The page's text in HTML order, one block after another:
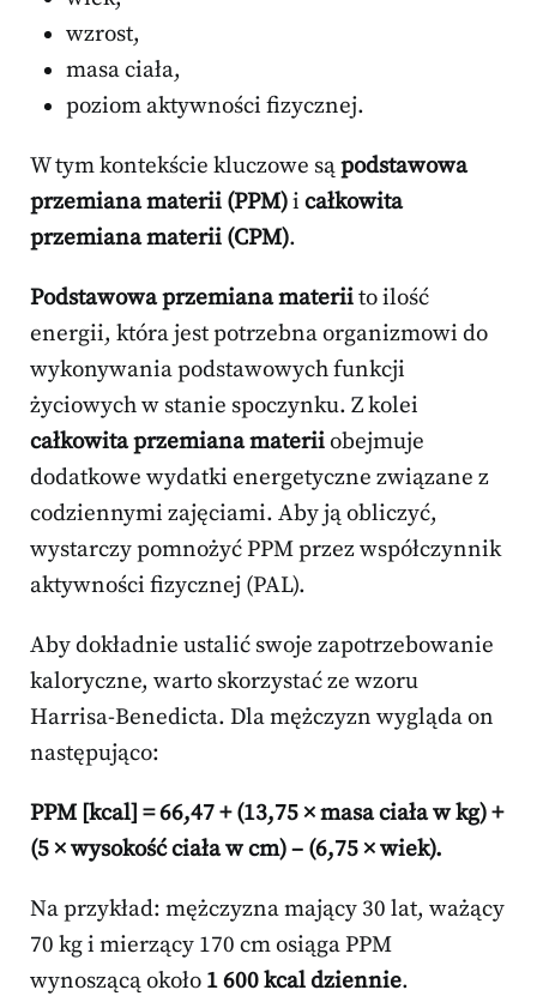
wzrost,
masa ciała,
poziom aktywności fizycznej.
W tym kontekście kluczowe sąpodstawowa
przemiana materii (PPM)i całkowita
przemiana materii (CPM).
Podstawowa przemiana materiito ilość
energii, która jest potrzebna organizmowi do
wykonywania podstawowych funkcji
życiowych w stanie spoczynku. Z kolei
całkowita przemiana materiiobejmuje
dodatkowe wydatki energetyczne związane z
codziennymi zajęciami. Aby ją obliczyć,
wystarczy pomnożyć PPM przez współczynnik
aktywności fizycznej (PAL).
Aby dokładnie ustalić swoje zapotrzebowanie
kaloryczne, warto skorzystać ze wzoru
Harrisa-Benedicta. Dla mężczyzn wygląda on
następująco:
PPM [kcal] = 66,47 + (13,75 × masa ciała w kg) +
(5 × wysokość ciała w cm) – (6,75 × wiek).
Na przykład: mężczyzna mający 30 lat, ważący
70 kg i mierzący 170 cm osiąga PPM
wynoszącą około 1 600 kcal dziennie.